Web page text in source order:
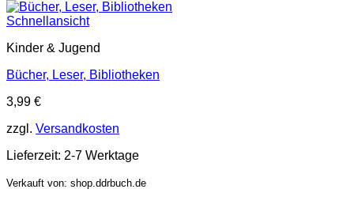
Schnellansicht
Kinder & Jugend
Bücher, Leser, Bibliotheken
3,99 €
zzgl. Versandkosten
Lieferzeit: 2-7 Werktage
Verkauft von: shop.ddrbuch.de